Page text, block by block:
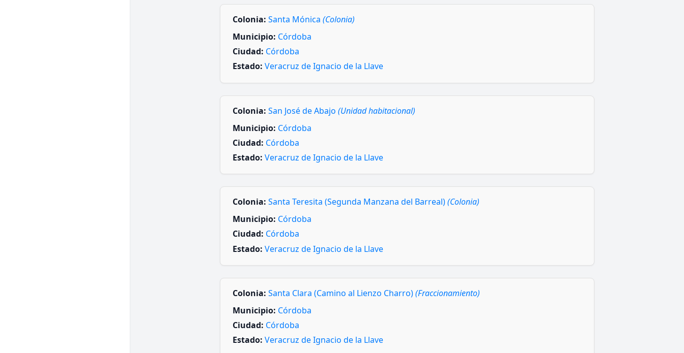
Colonia: Santa Mónica (Colonia)
Municipio: Córdoba
Ciudad: Córdoba
Estado: Veracruz de Ignacio de la Llave
Colonia: San José de Abajo (Unidad habitacional)
Municipio: Córdoba
Ciudad: Córdoba
Estado: Veracruz de Ignacio de la Llave
Colonia: Santa Teresita (Segunda Manzana del Barreal)(Colonia)
Municipio: Córdoba
Ciudad: Córdoba
Estado: Veracruz de Ignacio de la Llave
Colonia: Santa Clara (Camino al Lienzo Charro)(Fraccionamiento)
Municipio: Córdoba
Ciudad: Córdoba
Estado: Veracruz de Ignacio de la Llave